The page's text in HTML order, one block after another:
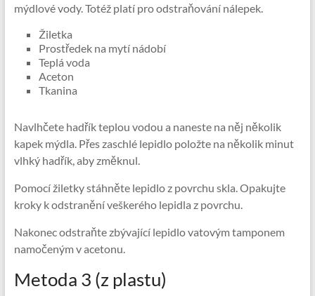
mýdlové vody. Totéž platí pro odstraňování nálepek.
Žiletka
Prostředek na mytí nádobí
Teplá voda
Aceton
Tkanina
Navlhčete hadřík teplou vodou a naneste na něj několik
kapek mýdla. Přes zaschlé lepidlo položte na několik minut
vlhký hadřík, aby změknul.
Pomocí žiletky stáhněte lepidlo z povrchu skla. Opakujte
kroky k odstranění veškerého lepidla z povrchu.
Nakonec odstraňte zbývající lepidlo vatovým tamponem
namočeným v acetonu.
Metoda 3 (z plastu)